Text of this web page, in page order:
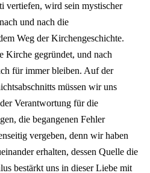
vertiefen, wird sein mystischer
und nach die
Weg der Kirchengeschichte.
Kirche gegründet, und nach
für immer bleiben. Auf der
müssen wir uns
Verantwortung für die
die begangenen Fehler
vergeben, denn wir haben
erhalten, dessen Quelle die
bestärkt uns in dieser Liebe mit